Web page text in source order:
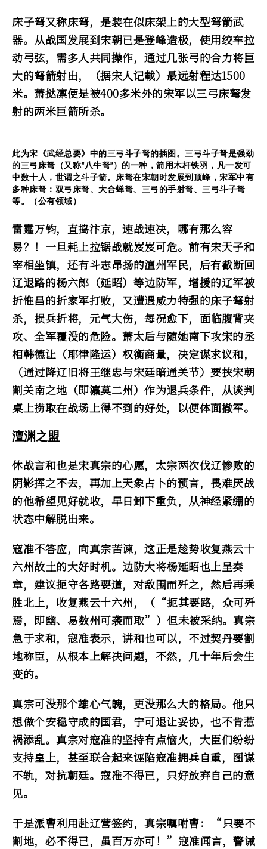
床子弩又称床弩，是装在似床架上的大型弩箭武
器。从战国发展到宋朝已是登峰造极，使用绞车拉
动弓弦，需多人共同操作，通过几张弓的合力将巨
大的弩箭射出，（据宋人记载）最远射程达1500
米。萧挞凛便是被400多米外的宋军以三弓床弩发
射的两米巨箭所杀。
此为宋《武经总要》中的三弓斗子弩的插图。三弓斗子弩是强劲
的三弓床弩（又称“八牛弩”）的一种，箭用木杆铁羽，凡一发可
中数十人，世谓之斗子箭。床弩在宋朝时发展到顶峰，宋军中有
多种床弩：双弓床弩、大合蝉弩、三弓的手射弩、三弓斗子弩
等。（公有领域）
雷霆万钧，直捣汴京，速战速决，哪有那么容
易？！一旦耗上拉锯战就岌岌可危。前有宋天子和
宰相坐镇，还有斗志昂扬的澶州军民，后有截断回
辽退路的杨六郎（延昭）等边防军，增援的辽军被
折惟昌的折家军打败，又遭遇威力特强的床子弩射
杀，损兵折将，元气大伤，每况愈下，面临腹背夹
攻、全军覆没的危险。萧太后与随她南下攻宋的丞
相韩德让（耶律隆运）权衡商量，决定谋求议和，
（通过降辽旧将王继忠与宋廷暗通关节）要挟宋朝
割关南之地（即瀛莫二州）作为退兵条件，从谈判
桌上捞取在战场上得不到的好处，以便体面撤军。
澶渊之盟
休战言和也是宋真宗的心愿，太宗两次伐辽惨败的
阴影挥之不去，再加上天象占卜的预言，畏难厌战
的他希望见好就收，早日卸下重负，从神经紧绷的
状态中解脱出来。
寇准不答应，向真宗苦谏，这正是趁势收复燕云十
六州故土的大好时机。边防大将杨延昭也上呈奏
章，建议扼守各路要道，对敌围而歼之，然后再乘
胜北上，收复燕云十六州，（“扼其要路，众可歼
焉，即幽、易数州可袭而取”）但未被采纳。真宗
急于求和，寇准表示，讲和也可以，不过契丹要割
地称臣，从根本上解决问题，不然，几十年后会生
变的。
真宗可没那个雄心气魄，更没那么大的格局。他只
想做个安稳守成的国君，宁可退让妥协，也不肯惹
祸添乱。真宗对寇准的坚持有点恼火，大臣们纷纷
支持皇上，甚至联合起来诬陷寇准拥兵自重，图谋
不轨，对抗朝廷。寇准不得已，只好放弃自己的意
见。
于是派曹利用赴辽营签约，真宗嘱咐曹：“只要不
割地，必不得已，虽百万亦可！”寇准闻言，警诫